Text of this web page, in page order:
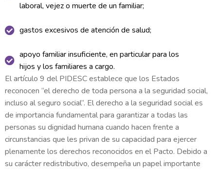
laboral, vejez o muerte de un familiar;
gastos excesivos de atención de salud;
apoyo familiar insuficiente, en particular para los
hijos y los familiares a cargo.
El artículo 9 del PIDESC establece que los Estados
reconocen “el derecho de toda persona a la seguridad social,
incluso al seguro social”. El derecho a la seguridad social es
de importancia fundamental para garantizar a todas las
personas su dignidad humana cuando hacen frente a
circunstancias que les privan de su capacidad para ejercer
plenamente los derechos reconocidos en el Pacto. Debido a
su carácter redistributivo, desempeña un papel importante